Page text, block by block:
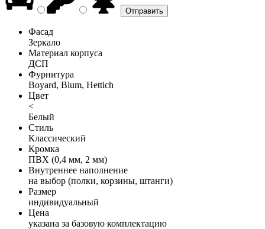
Фасад
Зеркало
Материал корпуса
ДСП
Фурнитура
Boyard, Blum, Hettich
Цвет
<
Белый
Стиль
Классический
Кромка
ПВХ (0,4 мм, 2 мм)
Внутреннее наполнение
на выбор (полки, корзины, штанги)
Размер
индивидуальный
Цена
указана за базовую комплектацию